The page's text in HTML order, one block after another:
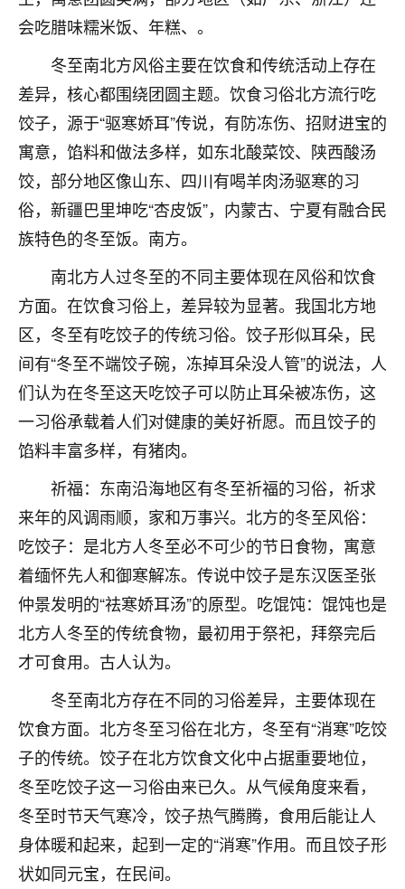
会吃腊味糯米饭、年糕、。
冬至南北方风俗主要在饮食和传统活动上存在
差异，核心都围绕团圆主题。饮食习俗北方流行吃
饺子，源于“驱寒娇耳”传说，有防冻伤、招财进宝的
寓意，馅料和做法多样，如东北酸菜饺、陕西酸汤
饺，部分地区像山东、四川有喝羊肉汤驱寒的习
俗，新疆巴里坤吃“杏皮饭”，内蒙古、宁夏有融合民
族特色的冬至饭。南方。
南北方人过冬至的不同主要体现在风俗和饮食
方面。在饮食习俗上，差异较为显著。我国北方地
区，冬至有吃饺子的传统习俗。饺子形似耳朵，民
间有“冬至不端饺子碗，冻掉耳朵没人管”的说法，人
们认为在冬至这天吃饺子可以防止耳朵被冻伤，这
一习俗承载着人们对健康的美好祈愿。而且饺子的
馅料丰富多样，有猪肉。
祈福：东南沿海地区有冬至祈福的习俗，祈求
来年的风调雨顺，家和万事兴。北方的冬至风俗：
吃饺子：是北方人冬至必不可少的节日食物，寓意
着缅怀先人和御寒解冻。传说中饺子是东汉医圣张
仲景发明的“祛寒娇耳汤”的原型。吃馄饨：馄饨也是
北方人冬至的传统食物，最初用于祭祀，拜祭完后
才可食用。古人认为。
冬至南北方存在不同的习俗差异，主要体现在
饮食方面。北方冬至习俗在北方，冬至有“消寒”吃饺
子的传统。饺子在北方饮食文化中占据重要地位，
冬至吃饺子这一习俗由来已久。从气候角度来看，
冬至时节天气寒冷，饺子热气腾腾，食用后能让人
身体暖和起来，起到一定的“消寒”作用。而且饺子形
状如同元宝，在民间。
做完，我女儿跟变了个人一样，不期望她能考多好的
康康的我就很知足了！
鹿森：可怜天下父母心啊！
3小时前 来自河北 16
付深
我是公司人事调整，有升迁机会，但同时竞争的我们
三个，找老师的时候是抱着侥幸心理，没想到老师看
太岁还有一个发钱粮，本来年前的人事调整，拖到年
后，我以为都没戏了，结果开年一上班，开会提拔升
职第一个就是我，职务无所谓，主要是底薪加了
3000，非常开心，无论如何，感恩感谢！🙏🏻
鹿森：恭喜升职加薪！！，请客吗？�
12小时前 来自北京 32
心心相印
我身体不太好，总是病病殃殃的，去检查又没什么大
问题，反正就是不舒服。中医西医看遍了，找不到问
题，后来无意中看到有人推荐慧来老师，跟老师聊过
之后，心情豁然开朗，也听老师建议，处理了一些因
果问题。今年以来，身体比以前好多，主要是心情好
了，老师说境随心转，现在深有体会了。
鹿森：是的，其实跟老师聊过之后，最大的感
触，首先就是心态会变好，万般皆是命，半点
1天前 来自四川
金白水清
我也想找老师看看，有没有人给个联系方式的啊？
鹿森：慧来老师微信：gjsy0624
1天前 来自江西